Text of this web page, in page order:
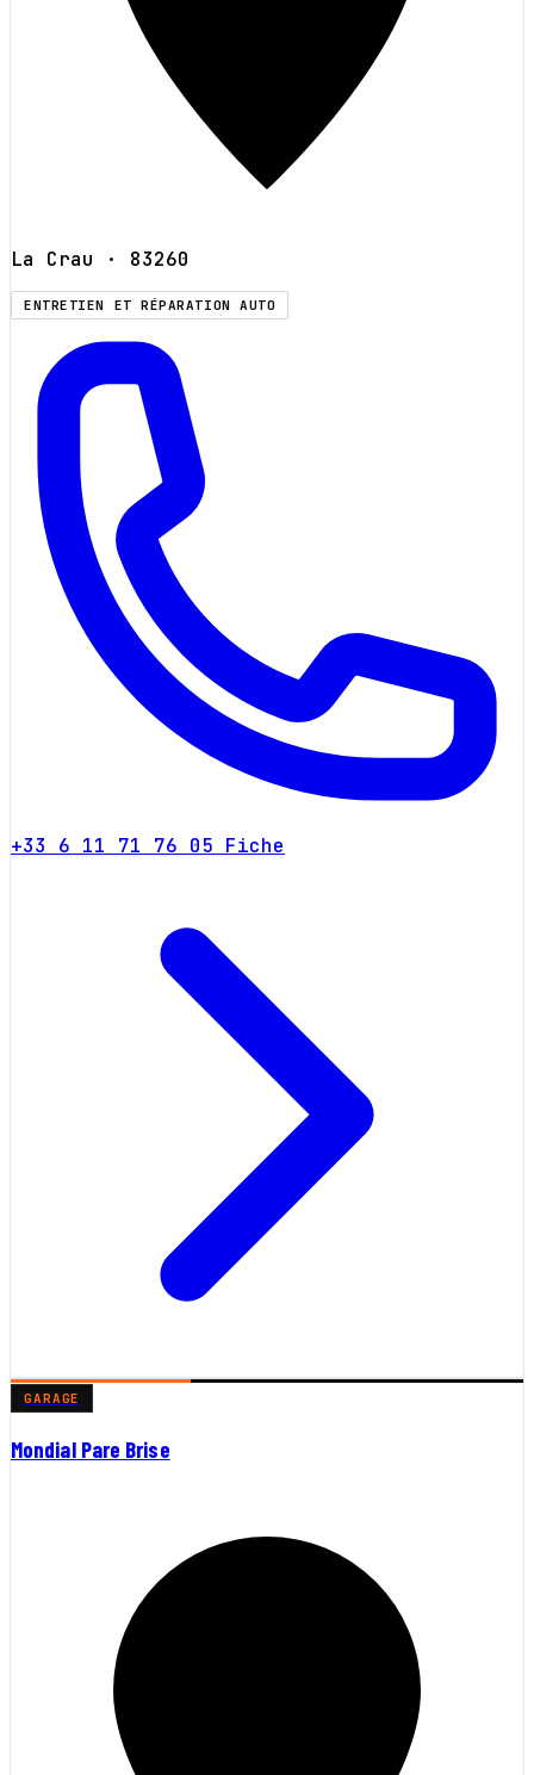
La Crau · 83260
ENTRETIEN ET RÉPARATION AUTO
+33 6 11 71 76 05 Fiche
GARAGE
Mondial Pare Brise